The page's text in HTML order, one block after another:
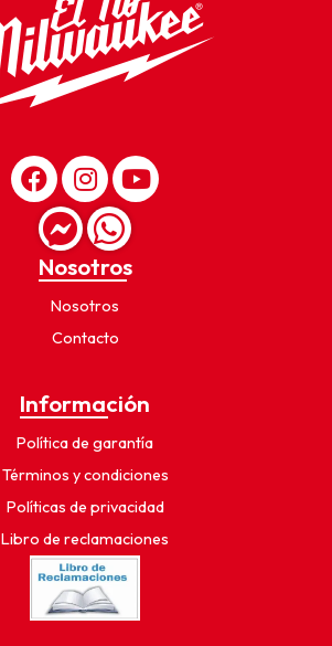
Nosotros
Nosotros
Contacto
Información
Política de garantía
Términos y condiciones
Políticas de privacidad
Libro de reclamaciones